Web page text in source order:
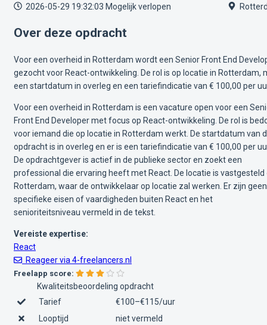
2026-05-29 19:32:03 Mogelijk verlopen
Over deze opdracht
Voor een overheid in Rotterdam wordt een Senior Front End
gezocht voor React-ontwikkeling. De rol is op locatie in Rotterdam,
een startdatum in overleg en een tariefindicatie van € 100,00 per
Voor een overheid in Rotterdam is een vacature open voor een
Front End Developer met focus op React-ontwikkeling. De rol is
voor iemand die op locatie in Rotterdam werkt. De startdatum van
opdracht is in overleg en er is een tariefindicatie van € 100,00 per
De opdrachtgever is actief in de publieke sector en zoekt een
professional die ervaring heeft met React. De locatie is vastgesteld
Rotterdam, waar de ontwikkelaar op locatie zal werken. Er zijn geen
specifieke eisen of vaardigheden buiten React en het
senioriteitsniveau vermeld in de tekst.
Vereiste expertise:
React
Reageer via 4-freelancers.nl
Freelapp score:
Kwaliteitsbeoordeling opdracht
Tarief
€100–€115/uur
Looptijd
niet vermeld